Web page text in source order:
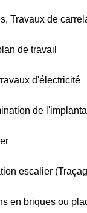
Travaux de
de travail
d'électricité
de
escalier
en briques ou